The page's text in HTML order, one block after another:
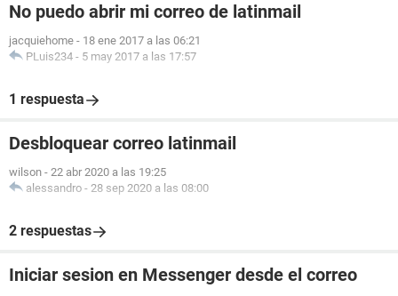
No puedo abrir mi correo de latinmail
jacquiehome - 18 ene 2017 a las 06:21
PLuis234 - 5 may 2017 a las 17:57
1 respuesta
Desbloquear correo latinmail
wilson - 22 abr 2020 a las 19:25
alessandro - 28 sep 2020 a las 08:00
2 respuestas
Iniciar sesion en Messenger desde el correo